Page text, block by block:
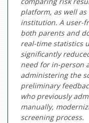
platform, as well
institution. A user-
both parents and
real-time statistics
significantly
need for in-person
administering the
preliminary
who previously
manually,
screening process.